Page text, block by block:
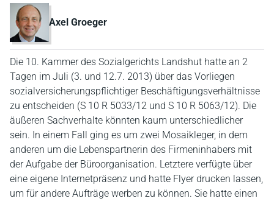
Axel Groeger
Die 10. Kammer des Sozialgerichts Landshut hatte an 2
Tagen im Juli (3. und 12.7. 2013) über das Vorliegen
sozialversicherungspflichtiger Beschäftigungsverhältnisse
zu entscheiden (S 10 R 5033/12 und S 10 R 5063/12). Die
äußeren Sachverhalte könnten kaum unterschiedlicher
sein. In einem Fall ging es um zwei Mosaikleger, in dem
anderen um die Lebenspartnerin des Firmeninhabers mit
der Aufgabe der Büroorganisation. Letztere verfügte über
eine eigene Internetpräsenz und hatte Flyer drucken lassen,
um für andere Aufträge werben zu können. Sie hatte einen